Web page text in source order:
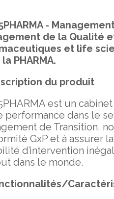
-
de la Qualité
et life
PHARMA.
du produit
est un
performance dans le
de Transition,
GxP et à assurer
d’intervention
dans le monde.